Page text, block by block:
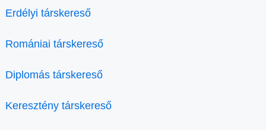
Erdélyi társkereső
Romániai társkereső
Diplomás társkereső
Keresztény társkereső